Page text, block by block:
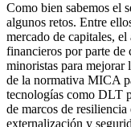
Como bien sabemos el
algunos retos. Entre
mercado de capitales,
financieros por parte de
minoristas para mejorar
de la normativa MICA
tecnologías como DLT
de marcos de
externalización y